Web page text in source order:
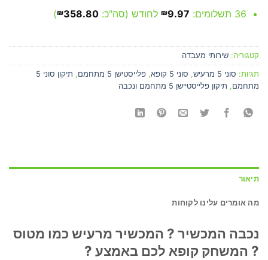
36 תשלומים:
₪9.97 לחודש (סה"כ: ₪358.80
)
קטגוריה: שירותי מעבדה
תגיות: סוני 5 מרעיש , סוני 5 קופא , פלייסטישן 5 מתחמם ,
תיקון סוני 5
מתחמם, תיקון פלייסטיישן 5 מתחמם ונכבה
תיאור
מה אומרים עלינו לקוחות
נכבה המכשיר ? המכשיר מרעיש כמו מטוס
? המשחק קופא לכם באמצע ?